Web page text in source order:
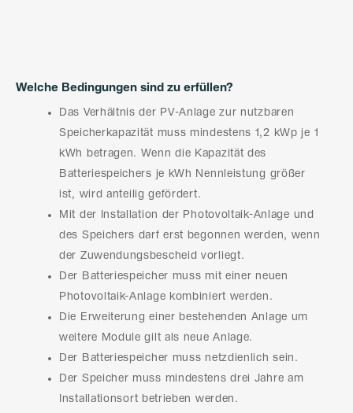
Welche Bedingungen sind zu erfüllen?
Das Verhältnis der PV-Anlage zur nutzbaren
Speicherkapazität muss mindestens 1,2 kWp je 1
kWh betragen. Wenn die Kapazität des
Batteriespeichers je kWh Nennleistung größer
ist, wird anteilig gefördert.
Mit der Installation der Photovoltaik-Anlage und
des Speichers darf erst begonnen werden, wenn
der Zuwendungsbescheid vorliegt.
Der Batteriespeicher muss mit einer neuen
Photovoltaik-Anlage kombiniert werden.
Die Erweiterung einer bestehenden Anlage um
weitere Module gilt als neue Anlage.
Der Batteriespeicher muss netzdienlich sein.
Der Speicher muss mindestens drei Jahre am
Installationsort betrieben werden.